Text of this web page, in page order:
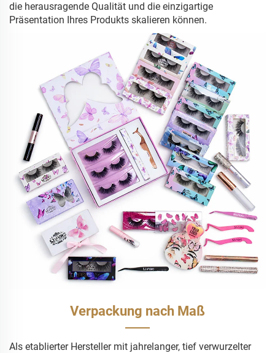
die herausragende Qualität und die einzigartige
Präsentation Ihres Produkts skalieren können.
Verpackung nach Maß
Als etablierter Hersteller mit jahrelanger, tief verwurzelter